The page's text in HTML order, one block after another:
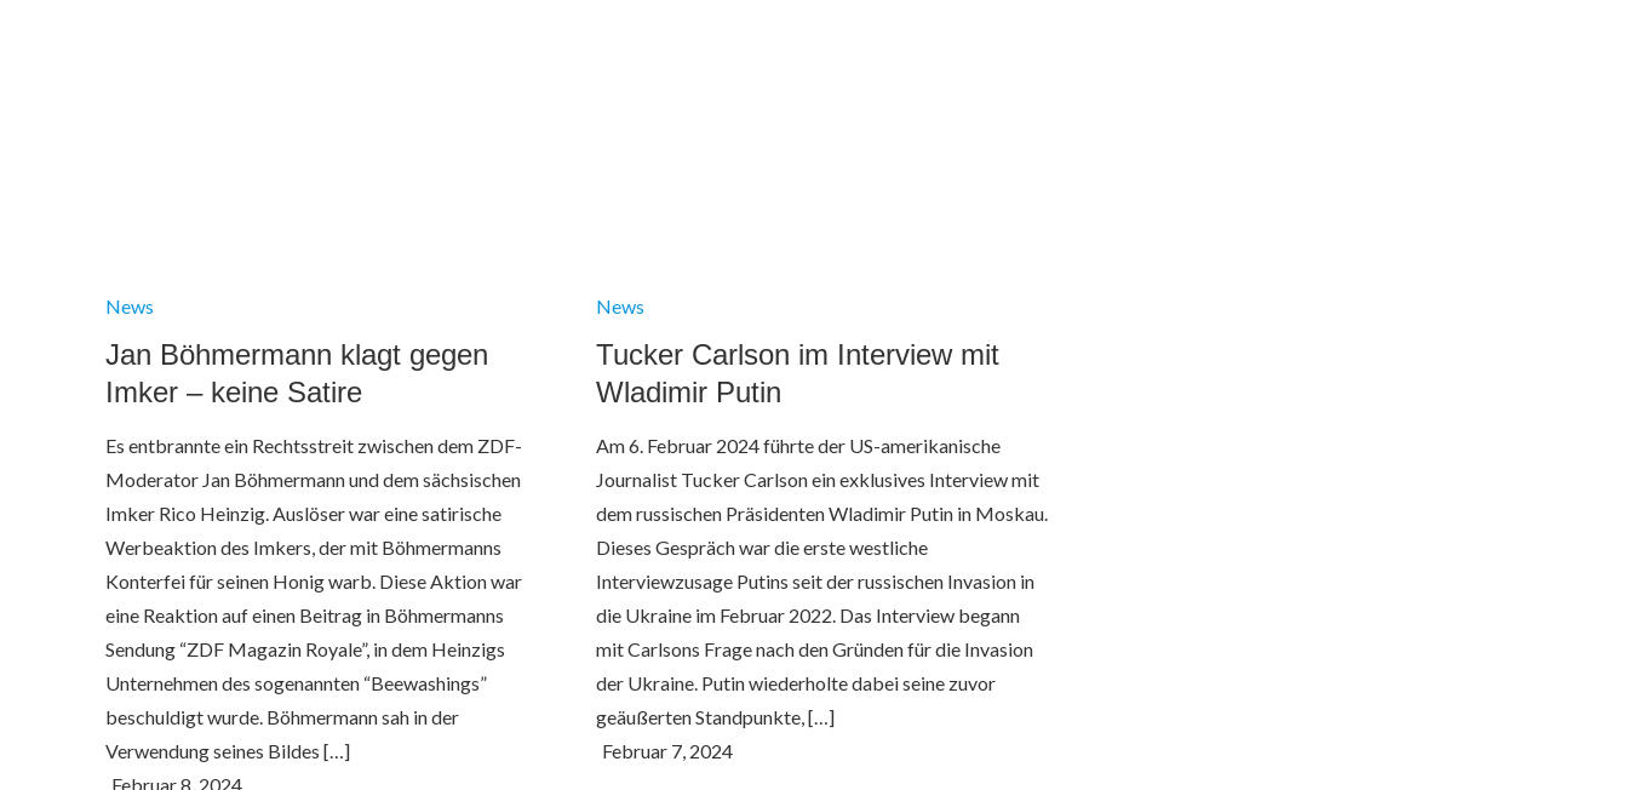
News
Jan Böhmermann klagt gegen
Imker – keine Satire
Es entbrannte ein Rechtsstreit zwischen dem ZDF-
Moderator Jan Böhmermann und dem sächsischen
Imker Rico Heinzig. Auslöser war eine satirische
Werbeaktion des Imkers, der mit Böhmermanns
Konterfei für seinen Honig warb. Diese Aktion war
eine Reaktion auf einen Beitrag in Böhmermanns
Sendung “ZDF Magazin Royale”, in dem Heinzigs
Unternehmen des sogenannten “Beewashings”
beschuldigt wurde. Böhmermann sah in der
Verwendung seines Bildes […]
News
Tucker Carlson im Interview mit
Wladimir Putin
Am 6. Februar 2024 führte der US-amerikanische
Journalist Tucker Carlson ein exklusives Interview mit
dem russischen Präsidenten Wladimir Putin in Moskau.
Dieses Gespräch war die erste westliche
Interviewzusage Putins seit der russischen Invasion in
die Ukraine im Februar 2022.​ Das Interview begann
mit Carlsons Frage nach den Gründen für die Invasion
der Ukraine. Putin wiederholte dabei seine zuvor
geäußerten Standpunkte, […]